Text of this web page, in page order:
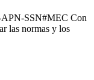
SSN#MEC Con
las normas y los